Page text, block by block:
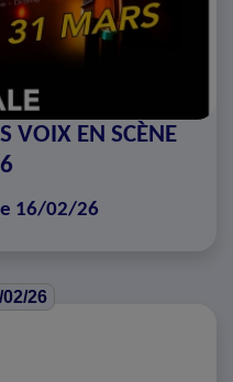
VOIX EN SCÈNE
16/02/26
02/26